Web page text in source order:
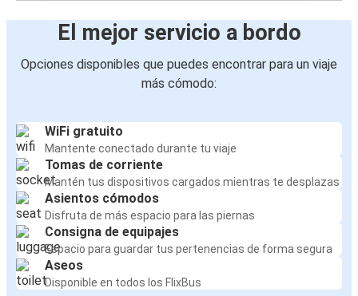
El mejor servicio a bordo
Opciones disponibles que puedes encontrar para un viaje
más cómodo:
WiFi gratuito
Mantente conectado durante tu viaje
Tomas de corriente
Mantén tus dispositivos cargados mientras te desplazas
Asientos cómodos
Disfruta de más espacio para las piernas
Consigna de equipajes
Espacio para guardar tus pertenencias de forma segura
Aseos
Disponible en todos los FlixBus